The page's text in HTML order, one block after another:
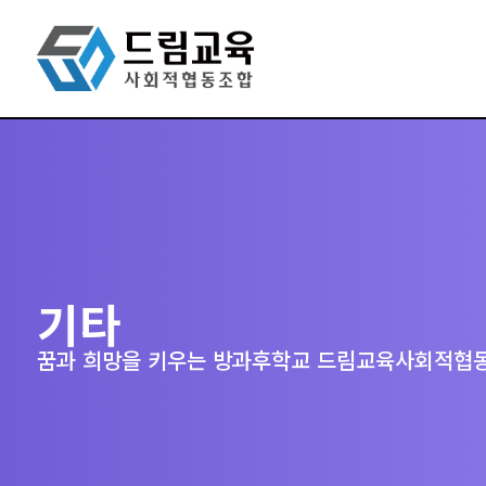
기타
꿈과 희망을 키우는 방과후학교 드림교육사회적협